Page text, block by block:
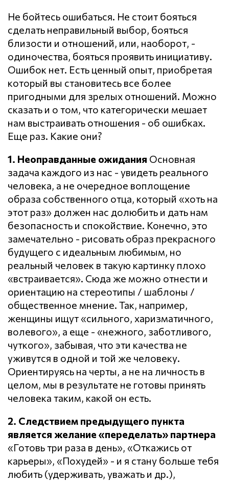
Не бойтесь ошибаться. Не стоит бояться
сделать неправильный выбор, бояться
близости и отношений, или, наоборот, -
одиночества, бояться проявить инициативу.
Ошибок нет. Есть ценный опыт, приобретая
который вы становитесь все более
пригодными для зрелых отношений. Можно
сказать и о том, что категорически мешает
нам выстраивать отношения - об ошибках.
Еще раз. Какие они?
1. Неоправданные ожидания Основная
задача каждого из нас - увидеть реального
человека, а не очередное воплощение
образа собственного отца, который «хоть на
этот раз» должен нас долюбить и дать нам
безопасность и спокойствие. Конечно, это
замечательно - рисовать образ прекрасного
будущего с идеальным любимым, но
реальный человек в такую картинку плохо
«встраивается». Сюда же можно отнести и
ориентацию на стереотипы / шаблоны /
общественное мнение. Так, например,
женщины ищут «сильного, харизматичного,
волевого», а еще - «нежного, заботливого,
чуткого», забывая, что эти качества не
уживутся в одной и той же человеку.
Ориентируясь на черты, а не на личность в
целом, мы в результате не готовы принять
человека таким, какой он есть.
2. Следствием предыдущего пункта
является желание «переделать» партнера
«Готовь три раза в день», «Откажись от
карьеры», «Похудей» - и я стану больше тебя
любить (удерживать, уважать и др.),